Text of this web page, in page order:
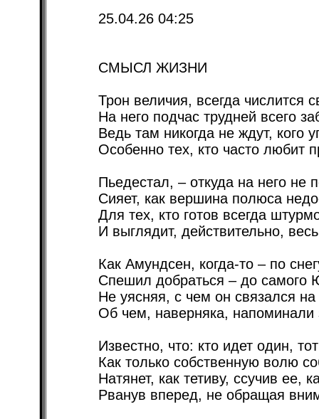
25.04.26 04:25
СМЫСЛ ЖИЗНИ
Трон величия, всегда числится
На него подчас трудней всего
Ведь там никогда не ждут, кого
Особенно тех, кто часто любит
Пьедестал, – откуда на него не
Сияет, как вершина полюса
Для тех, кто готов всегда
И выглядит, действительно,
Как Амундсен, когда-то – по
Спешил добраться – до самого
Не уясняя, с чем он связался
Об чем, наверняка, напоминали
Известно, что: кто идет один,
Как только собственную волю
Натянет, как тетиву, ссучив ее,
Рванув вперед, не обращая